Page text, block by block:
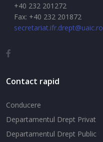
+40 232 201272
Fax: +40 232 201872
secretariat.ifr.drept@uaic.ro
Contact rapid
Conducere
Departamentul Drept Privat
Departamentul Drept Public